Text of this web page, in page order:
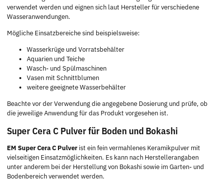
verwendet werden und eignen sich laut Hersteller für verschiedene
Wasseranwendungen.
Mögliche Einsatzbereiche sind beispielsweise:
Wasserkrüge und Vorratsbehälter
Aquarien und Teiche
Wasch- und Spülmaschinen
Vasen mit Schnittblumen
weitere geeignete Wasserbehälter
Beachte vor der Verwendung die angegebene Dosierung und prüfe, ob
die jeweilige Anwendung für das Produkt vorgesehen ist.
Super Cera C Pulver für Boden und Bokashi
EM Super Cera C Pulver ist ein fein vermahlenes Keramikpulver mit
vielseitigen Einsatzmöglichkeiten. Es kann nach Herstellerangaben
unter anderem bei der Herstellung von Bokashi sowie im Garten- und
Bodenbereich verwendet werden.